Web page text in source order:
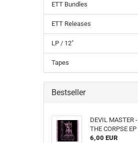
ETT Bundles
ETT Releases
LP / 12"
Tapes
Bestseller
DEVIL MASTER
THE CORPSE EP
6,00 EUR